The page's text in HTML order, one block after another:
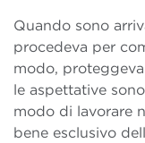
Quando sono
procedeva per
modo,
le aspettative
modo di lavorare
bene esclusivo